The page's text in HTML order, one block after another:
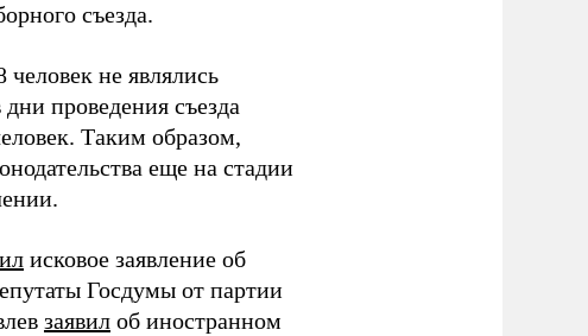
съезда.
не являлись
проведения съезда
Таким образом,
еще на стадии
исковое заявление об
Госдумы от партии
заявил об иностранном